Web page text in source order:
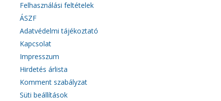
Felhasználási feltételek
ÁSZF
Adatvédelmi tájékoztató
Kapcsolat
Impresszum
Hirdetés árlista
Komment szabályzat
Süti beállítások